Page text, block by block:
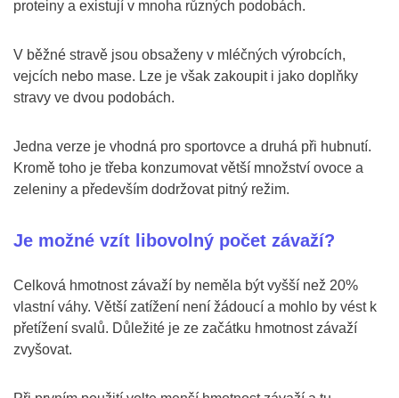
proteiny a existují v mnoha různých podobách.
V běžné stravě jsou obsaženy v mléčných výrobcích,
vejcích nebo mase. Lze je však zakoupit i jako doplňky
stravy ve dvou podobách.
Jedna verze je vhodná pro sportovce a druhá při hubnutí.
Kromě toho je třeba konzumovat větší množství ovoce a
zeleniny a především dodržovat pitný režim.
Je možné vzít libovolný počet závaží?
Celková hmotnost závaží by neměla být vyšší než 20%
vlastní váhy. Větší zatížení není žádoucí a mohlo by vést k
přetížení svalů. Důležité je ze začátku hmotnost závaží
zvyšovat.